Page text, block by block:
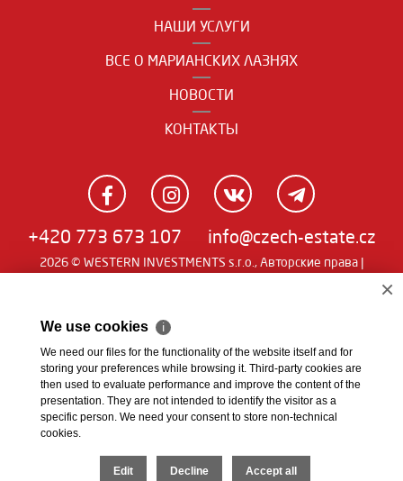
НАШИ УСЛУГИ
ВСЕ О МАРИАНСКИХ ЛАЗНЯХ
НОВОСТИ
КОНТАКТЫ
+420 773 673 107 info@czech-estate.cz
2026 © WESTERN INVESTMENTS s.r.o., Авторские права |
×
We use cookies ℹ
We need our files for the functionality of the website itself and for
storing your preferences while browsing it. Third-party cookies are
then used to evaluate performance and improve the content of the
presentation. They are not intended to identify the visitor as a
specific person. We need your consent to store non-technical
cookies.
Edit Decline Accept all